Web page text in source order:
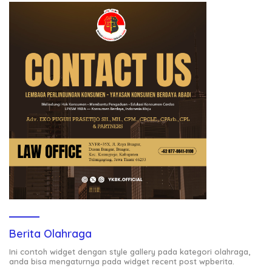
Berita Olahraga
Ini contoh widget dengan style gallery pada kategori olahraga,
anda bisa mengaturnya pada widget recent post wpberita.